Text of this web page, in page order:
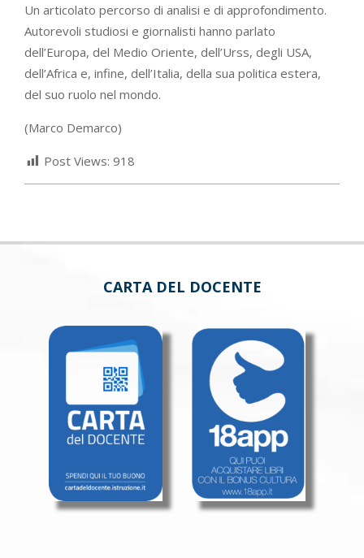
Un articolato percorso di analisi e di approfondimento.
Autorevoli studiosi e giornalisti hanno parlato
dell’Europa, del Medio Oriente, dell’Urss, degli USA,
dell’Africa e, infine, dell’Italia, della sua politica estera,
del suo ruolo nel mondo.
(Marco Demarco)
Post Views: 918
CARTA DEL DOCENTE